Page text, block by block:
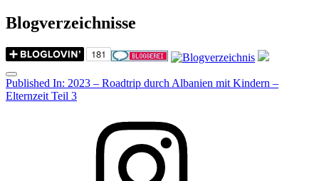
Blogverzeichnisse
Menu
Post
navigation
Published In: 2023 – Roadtrip durch Albanien mit Kindern –
Elternzeit Teil 3